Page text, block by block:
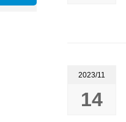
2023/11
14